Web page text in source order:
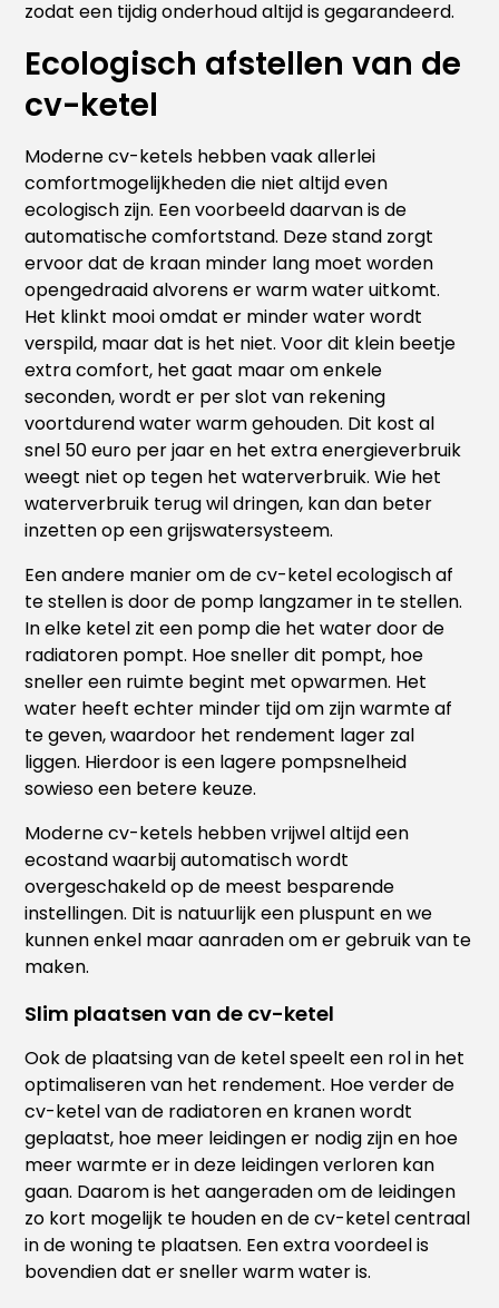
zodat een tijdig onderhoud altijd is gegarandeerd.
Ecologisch afstellen van de
cv-ketel
Moderne cv-ketels hebben vaak allerlei
comfortmogelijkheden die niet altijd even
ecologisch zijn. Een voorbeeld daarvan is de
automatische comfortstand. Deze stand zorgt
ervoor dat de kraan minder lang moet worden
opengedraaid alvorens er warm water uitkomt.
Het klinkt mooi omdat er minder water wordt
verspild, maar dat is het niet. Voor dit klein beetje
extra comfort, het gaat maar om enkele
seconden, wordt er per slot van rekening
voortdurend water warm gehouden. Dit kost al
snel 50 euro per jaar en het extra energieverbruik
weegt niet op tegen het waterverbruik. Wie het
waterverbruik terug wil dringen, kan dan beter
inzetten op een grijswatersysteem.
Een andere manier om de cv-ketel ecologisch af
te stellen is door de pomp langzamer in te stellen.
In elke ketel zit een pomp die het water door de
radiatoren pompt. Hoe sneller dit pompt, hoe
sneller een ruimte begint met opwarmen. Het
water heeft echter minder tijd om zijn warmte af
te geven, waardoor het rendement lager zal
liggen. Hierdoor is een lagere pompsnelheid
sowieso een betere keuze.
Moderne cv-ketels hebben vrijwel altijd een
ecostand waarbij automatisch wordt
overgeschakeld op de meest besparende
instellingen. Dit is natuurlijk een pluspunt en we
kunnen enkel maar aanraden om er gebruik van te
maken.
Slim plaatsen van de cv-ketel
Ook de plaatsing van de ketel speelt een rol in het
optimaliseren van het rendement. Hoe verder de
cv-ketel van de radiatoren en kranen wordt
geplaatst, hoe meer leidingen er nodig zijn en hoe
meer warmte er in deze leidingen verloren kan
gaan. Daarom is het aangeraden om de leidingen
zo kort mogelijk te houden en de cv-ketel centraal
in de woning te plaatsen. Een extra voordeel is
bovendien dat er sneller warm water is.